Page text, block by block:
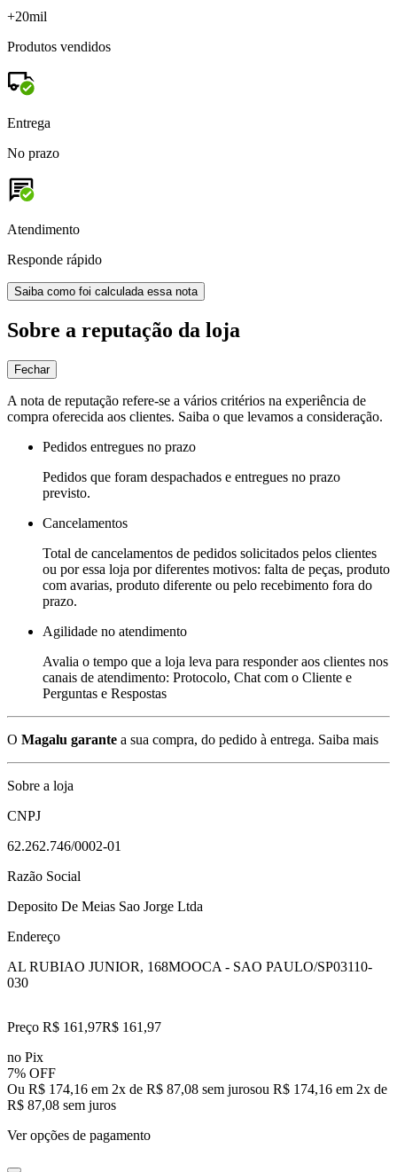
+20mil
Produtos vendidos
Entrega
No prazo
Atendimento
Responde rápido
Saiba como foi calculada essa nota
Sobre a reputação da loja
Fechar
A nota de reputação refere-se a vários critérios na experiência de
compra oferecida aos clientes. Saiba o que levamos a consideração.
Pedidos entregues no prazo
Pedidos que foram despachados e entregues no prazo
previsto.
Cancelamentos
Total de cancelamentos de pedidos solicitados pelos clientes
ou por essa loja por diferentes motivos: falta de peças, produto
com avarias, produto diferente ou pelo recebimento fora do
prazo.
Agilidade no atendimento
Avalia o tempo que a loja leva para responder aos clientes nos
canais de atendimento: Protocolo, Chat com o Cliente e
Perguntas e Respostas
O Magalu garante a sua compra, do pedido à entrega. Saiba mais
Sobre a loja
CNPJ
62.262.746/0002-01
Razão Social
Deposito De Meias Sao Jorge Ltda
Endereço
AL RUBIAO JUNIOR, 168MOOCA - SAO PAULO/SP03110-
030
Preço R$ 161,97R$ 161 ,97
no Pix
7% OFF
Ou R$ 174,16 em 2x de R$ 87,08 sem jurosou R$ 174,16 em 2x de
R$ 87,08 sem juros
Ver opções de pagamento